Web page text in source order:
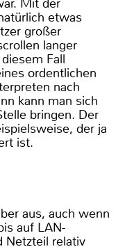
Mit der
etwas
großer
langer
Fall
ordentlichen
nach
kann man sich
bringen. Der
der ja
ist.
aus, auch wenn
auf LAN-
Netzteil relativ